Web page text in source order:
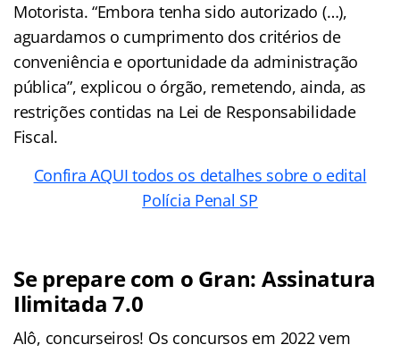
Motorista. “Embora tenha sido autorizado (…),
aguardamos o cumprimento dos critérios de
conveniência e oportunidade da administração
pública”, explicou o órgão, remetendo, ainda, as
restrições contidas na Lei de Responsabilidade
Fiscal.
Confira AQUI todos os detalhes sobre o edital
Polícia Penal SP
Se prepare com o Gran: Assinatura
Ilimitada 7.0
Alô, concurseiros! Os concursos em 2022 vem